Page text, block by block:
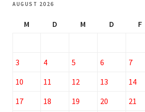
AUGUST 2026
M D M D F
3
4 5 6 7
10
11 12 13 14
17
18 19 20 21